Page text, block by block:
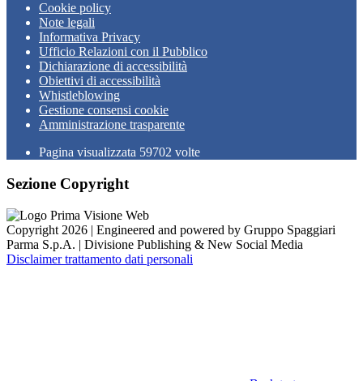
Cookie policy
Note legali
Informativa Privacy
Ufficio Relazioni con il Pubblico
Dichiarazione di accessibilità
Obiettivi di accessibilità
Whistleblowing
Gestione consensi cookie
Amministrazione trasparente
Pagina visualizzata 59702 volte
Sezione Copyright
Copyright 2026 | Engineered and powered by Gruppo Spaggiari
Parma S.p.A. | Divisione Publishing & New Social Media
Disclaimer trattamento dati personali